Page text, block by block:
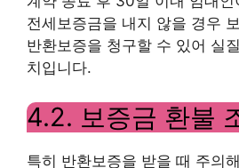
전세보증금을 내지 않을 경우
반환보증을 청구할 수 있어 실
치입니다.
4.2. 보증금 환불
특히 반환보증을 받을 때 주의